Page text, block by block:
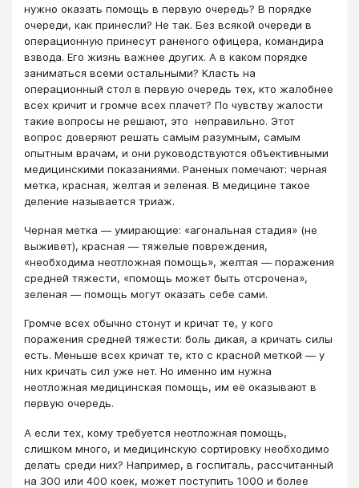
нужно оказать помощь в первую очередь? В порядке
очереди, как принесли? Не так. Без всякой очереди в
операционную принесут раненого офицера, командира
взвода. Его жизнь важнее других. А в каком порядке
заниматься всеми остальными? Класть на
операционный стол в первую очередь тех, кто жалобнее
всех кричит и громче всех плачет? По чувству жалости
такие вопросы не решают, это неправильно. Этот
вопрос доверяют решать самым разумным, самым
опытным врачам, и они руководствуются объективными
медицинскими показаниями. Раненых помечают: черная
метка, красная, желтая и зеленая. В медицине такое
деление называется триаж.
Черная метка — умирающие: «агональная стадия» (не
выживет), красная — тяжелые повреждения,
«необходима неотложная помощь», желтая — поражения
средней тяжести, «помощь может быть отсрочена»,
зеленая — помощь могут оказать себе сами.
Громче всех обычно стонут и кричат те, у кого
поражения средней тяжести: боль дикая, а кричать силы
есть. Меньше всех кричат те, кто с красной меткой — у
них кричать сил уже нет. Но именно им нужна
неотложная медицинская помощь, им её оказывают в
первую очередь.
А если тех, кому требуется неотложная помощь,
слишком много, и медицинскую сортировку необходимо
делать среди них? Например, в госпиталь, рассчитанный
на 300 или 400 коек, может поступить 1000 и более